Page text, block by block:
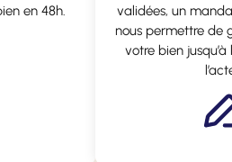
en 48h.
validées, un
nous permettre de
votre bien